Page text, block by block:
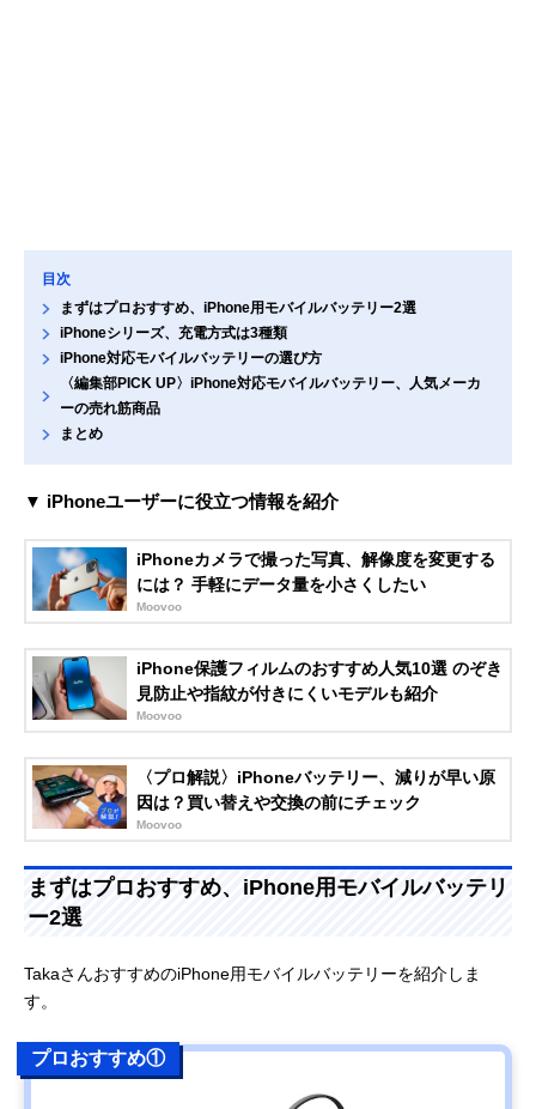
目次
まずはプロおすすめ、iPhone用モバイルバッテリー2選
iPhoneシリーズ、充電方式は3種類
iPhone対応モバイルバッテリーの選び方
〈編集部PICK UP〉iPhone対応モバイルバッテリー、人気メーカ
ーの売れ筋商品
まとめ
▼ iPhoneユーザーに役立つ情報を紹介
iPhoneカメラで撮った写真、解像度を変更する
には？ 手軽にデータ量を小さくしたい
Moovoo
iPhone保護フィルムのおすすめ人気10選 のぞき
見防止や指紋が付きにくいモデルも紹介
Moovoo
〈プロ解説〉iPhoneバッテリー、減りが早い原
因は？買い替えや交換の前にチェック
Moovoo
まずはプロおすすめ、iPhone用モバイルバッテリ
ー2選
TakaさんおすすめのiPhone用モバイルバッテリーを紹介しま
す。
プロおすすめ①